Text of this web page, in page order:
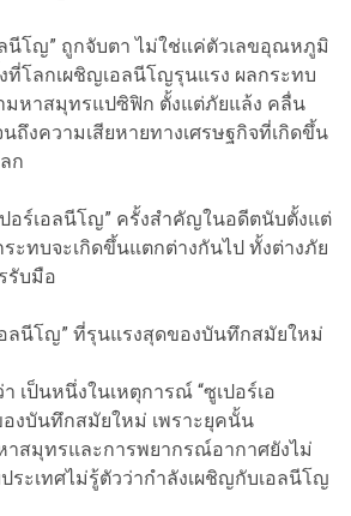
ลนีโญ” ถูกจับตา ไม่ใช่แค่ตัวเลขอุณหภูมิ
ที่โลกเผชิญเอลนีโญรุนแรง ผลกระทบ
มหาสมุทรแปซิฟิก ตั้งแต่ภัยแล้ง คลื่น
ถึงความเสียหายทางเศรษฐกิจที่เกิดขึ้น
ก
ปอร์เอลนีโญ” ครั้งสำคัญในอดีตนับตั้งแต่
ะทบจะเกิดขึ้นแตกต่างกันไป ทั้งต่างภัย
รับมือ
อลนีโญ” ที่รุนแรงสุดของบันทึกสมัยใหม่
เป็นหนึ่งในเหตุการณ์ “ซูเปอร์เอ
งบันทึกสมัยใหม่ เพราะยุคนั้น
าสมุทรและการพยากรณ์อากาศยังไม่
ระเทศไม่รู้ตัวว่ากำลังเผชิญกับเอลนีโญ